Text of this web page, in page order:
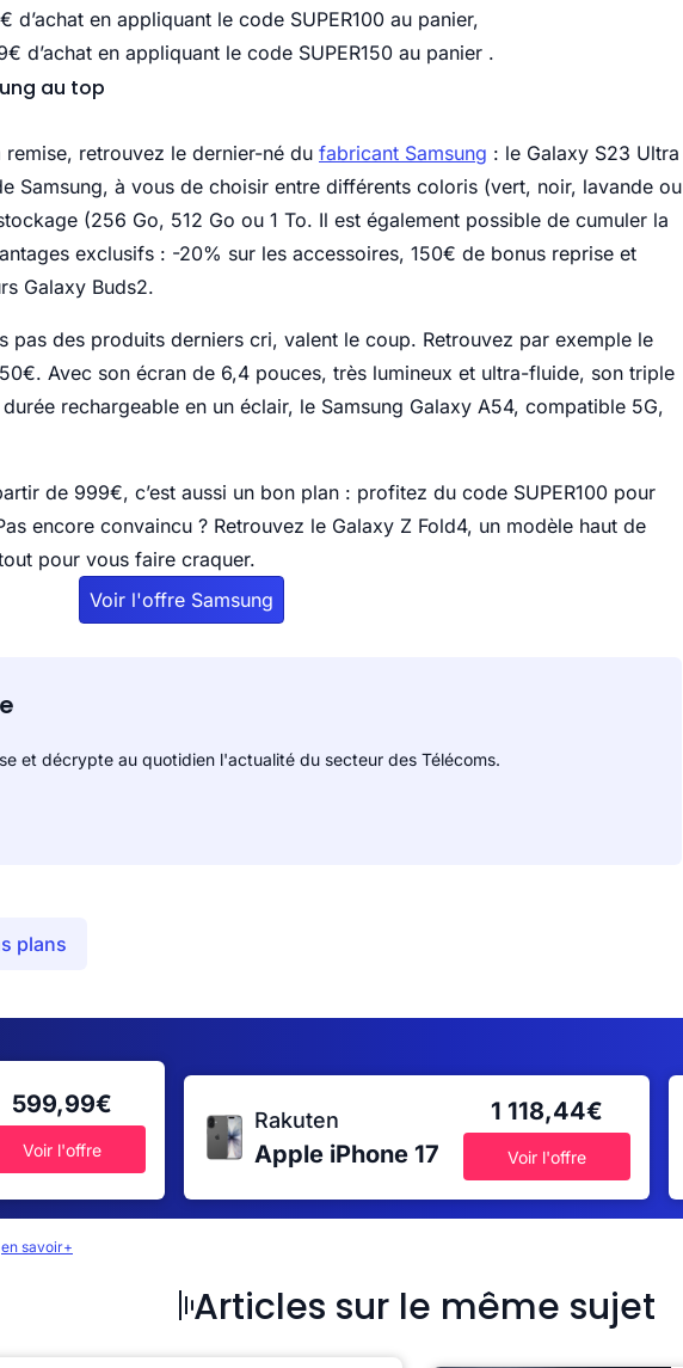
en appliquant le code SUPER100 au panier,
d’achat en appliquant le code SUPER150 au panier .
au top
retrouvez le dernier-né du fabricant Samsung : le Galaxy S23 Ultra
Samsung, à vous de choisir entre différents coloris (vert, noir, lavande ou
(256 Go, 512 Go ou 1 To. Il est également possible de cumuler la
exclusifs : -20% sur les accessoires, 150€ de bonus reprise et
Galaxy Buds2.
pas des produits derniers cri, valent le coup. Retrouvez par exemple le
Avec son écran de 6,4 pouces, très lumineux et ultra-fluide, son triple
rechargeable en un éclair, le Samsung Galaxy A54, compatible 5G,
de 999€, c’est aussi un bon plan : profitez du code SUPER100 pour
encore convaincu ? Retrouvez le Galaxy Z Fold4, un modèle haut de
pour vous faire craquer.
Voir l'offre Samsung
et décrypte au quotidien l'actualité du secteur des Télécoms.
plans
599,99€
Voir l'offre
Rakuten
Apple iPhone 17
1 118,44€
Voir l'offre
en savoir+
Articles sur le même sujet